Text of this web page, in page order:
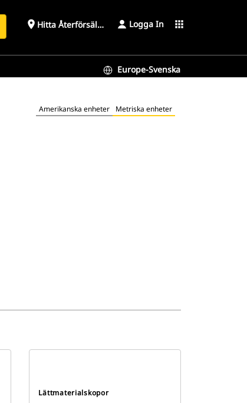
place Hitta Återförsäljare Logga In apps
Europe-Svenska
Amerikanska enheter Metriska enheter
Lättmaterialskopor